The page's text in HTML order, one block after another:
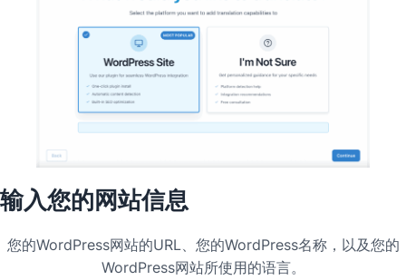
输入您的网站信息
您的WordPress网站的URL、您的WordPress名称，以及您的
WordPress网站所使用的语言。